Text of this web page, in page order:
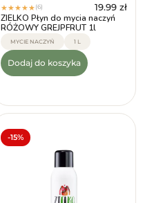
★★★★★(6) 19.99 zł
ZIELKO Płyn do mycia naczyń
RÓŻOWY GREJPFRUT 1l
MYCIE NACZYŃ 1 L
Dodaj do koszyka
-15%